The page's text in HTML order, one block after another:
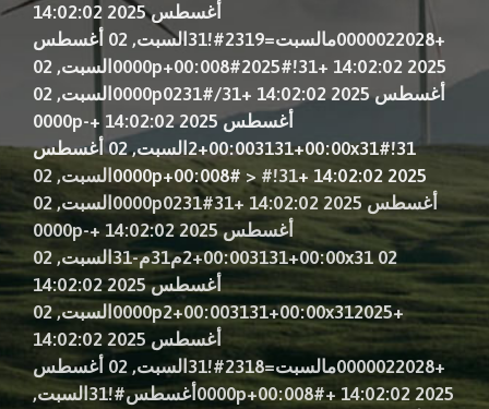
أغسطس 2025 14:02:02
+0000022028مالسبت=2319#!31السبت, 02 أغسطس
2025 14:02:02 +0000p+00:008#2025#!31السبت, 02
أغسطس 2025 14:02:02 +0000p0231#/31السبت, 02
أغسطس 2025 14:02:02 +0000p-
2+00:003131+00:00x31#!31السبت, 02 أغسطس
2025 14:02:02 +0000p+00:008#
>
#!31السبت, 02
أغسطس 2025 14:02:02 +0000p0231#31السبت, 02
أغسطس 2025 14:02:02 +0000p-
2+00:003131+00:00x31 02م31م-31السبت, 02
أغسطس 2025 14:02:02
+0000p2+00:003131+00:00x312025السبت, 02
أغسطس 2025 14:02:02
+0000022028مالسبت=2318#!31السبت, 02 أغسطس
2025 14:02:02 +0000p+00:008#أغسطس#!31السبت,